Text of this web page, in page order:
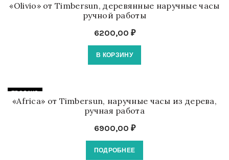
«Olivio» от Timbersun, деревянные наручные часы
ручной работы
6200,00 ₽
В КОРЗИНУ
ПРОДАНО
«Africa» от Timbersun, наручные часы из дерева,
ручная работа
6900,00 ₽
ПОДРОБНЕЕ